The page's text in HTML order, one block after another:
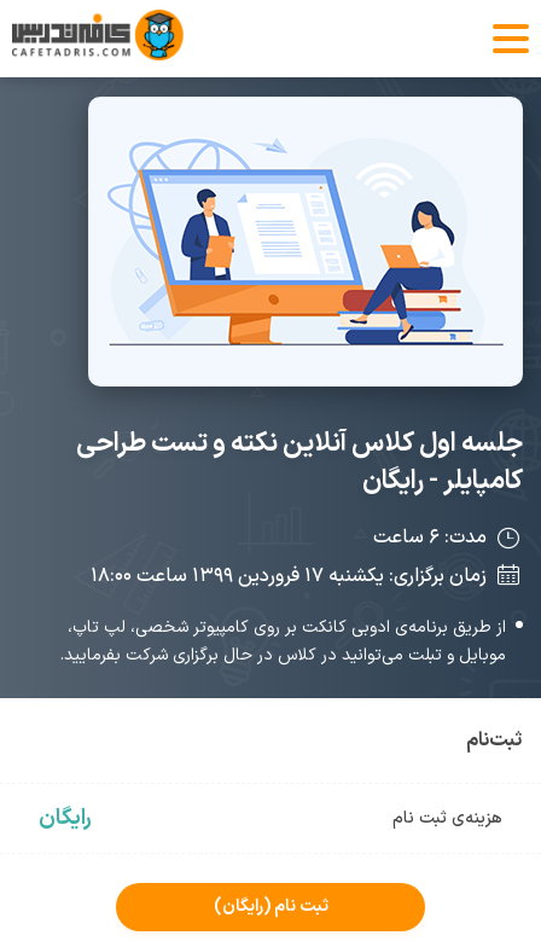
جلسه اول کلاس آنلاین نکته و تست طراحی
کامپایلر - رایگان
مدت: ۶ ساعت
زمان برگزاری: یکشنبه ۱۷ فروردین ۱۳۹۹‌ ساعت ۱۸:۰۰
از طریق برنامه‌ی ادوبی کانکت بر روی کامپیوتر شخصی، لپ تاپ،
موبایل و تبلت می‌توانید در کلاس در حال برگزاری شرکت بفرمایید.
ثبت‌نام
هزینه‌ی ثبت نام رایگان
ثبت نام(رایگان)